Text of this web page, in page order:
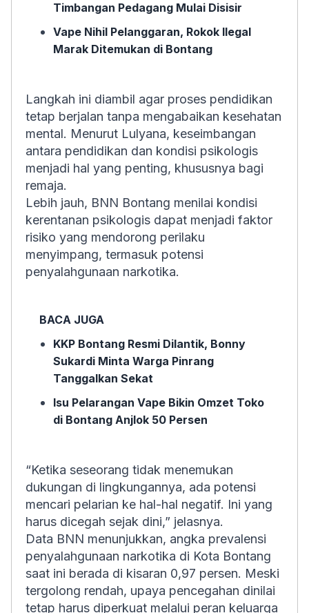
Timbangan Pedagang Mulai Disisir
Vape Nihil Pelanggaran, Rokok Ilegal
Marak Ditemukan di Bontang
Langkah ini diambil agar proses pendidikan
tetap berjalan tanpa mengabaikan kesehatan
mental. Menurut Lulyana, keseimbangan
antara pendidikan dan kondisi psikologis
menjadi hal yang penting, khususnya bagi
remaja.
Lebih jauh, BNN Bontang menilai kondisi
kerentanan psikologis dapat menjadi faktor
risiko yang mendorong perilaku
menyimpang, termasuk potensi
penyalahgunaan narkotika.
BACA JUGA
KKP Bontang Resmi Dilantik, Bonny
Sukardi Minta Warga Pinrang
Tanggalkan Sekat
Isu Pelarangan Vape Bikin Omzet Toko
di Bontang Anjlok 50 Persen
“Ketika seseorang tidak menemukan
dukungan di lingkungannya, ada potensi
mencari pelarian ke hal-hal negatif. Ini yang
harus dicegah sejak dini,” jelasnya.
Data BNN menunjukkan, angka prevalensi
penyalahgunaan narkotika di Kota Bontang
saat ini berada di kisaran 0,97 persen. Meski
tergolong rendah, upaya pencegahan dinilai
tetap harus diperkuat melalui peran keluarga